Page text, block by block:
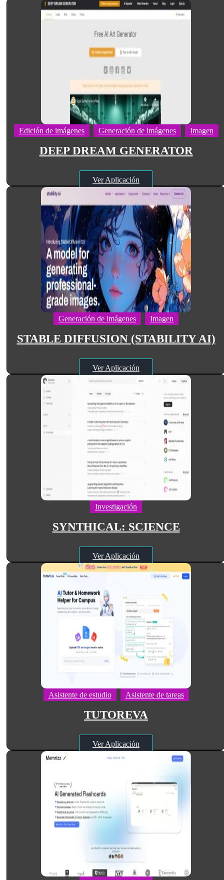
Edición de imágenes Generación de imágenes Imagen
DEEP DREAM GENERATOR
Ver Aplicación
Generación de imágenes Imagen
STABLE DIFFUSION (STABILITY AI)
Ver Aplicación
Investigación
SYNTHICAL: SCIENCE
Ver Aplicación
Asistente de estudio Asistente de tareas
TUTOREVA
Ver Aplicación